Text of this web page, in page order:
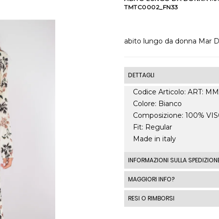
TMTC0002_FN33
abito lungo da donna Mar
DETTAGLI
Codice Articolo: ART:
Colore: Bianco
Composizione: 100%
Fit: Regular
Made in italy
INFORMAZIONI SULLA
Le spedizioni standard
spedizione standard
costi di spedizione al di
MAGGIORI INFO?
RESI O RIMBORSI